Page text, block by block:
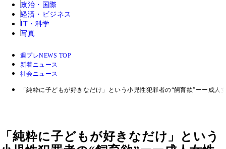
政治・国際
経済・ビジネス
IT・科学
写真
週プレNEWS TOP
新着ニュース
社会ニュース
「純粋に子どもが好きなだけ」という小児性犯罪者の“飼育欲”ーー成人
「純粋に子どもが好きなだけ」という